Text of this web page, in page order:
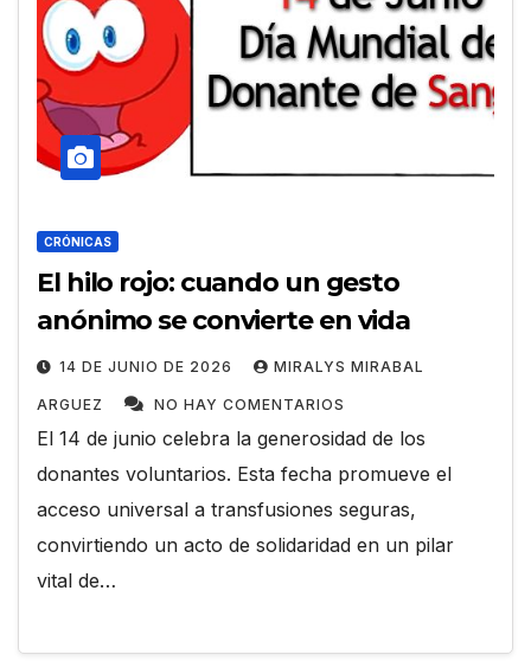
CRÓNICAS
El hilo rojo: cuando un gesto
anónimo se convierte en vida
14 DE JUNIO DE 2026 MIRALYS MIRABAL
ARGUEZ NO HAY COMENTARIOS
El 14 de junio celebra la generosidad de los
donantes voluntarios. Esta fecha promueve el
acceso universal a transfusiones seguras,
convirtiendo un acto de solidaridad en un pilar
vital de…